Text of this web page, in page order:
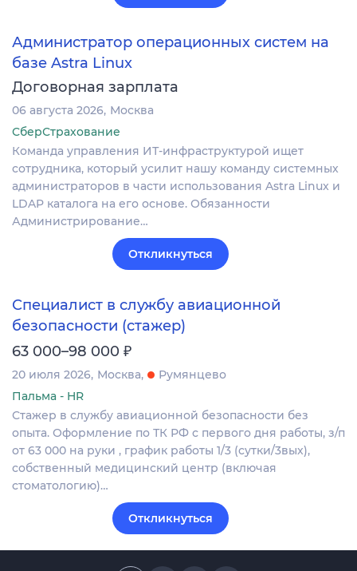
Администратор операционных систем на
базе Astra Linux
Договорная зарплата
06 августа 2026 Москва
СберСтрахование
Команда управления ИТ-инфраструктурой ищет
сотрудника, который усилит нашу команду системных
администраторов в части использования Astra Linux и
LDAP каталога на его основе. Обязанности
Администрирование…
Откликнуться
Специалист в службу авиационной
безопасности (стажер)
63 000–98 000 ₽
20 июля 2026 Москва
Румянцево
Пальма - HR
Стажер в службу авиационной безопасности без
опыта. Оформление по ТК РФ с первого дня работы, з/п
от 63 000 на руки , график работы 1/3 (сутки/3вых),
собственный медицинский центр (включая
стоматологию)…
Откликнуться